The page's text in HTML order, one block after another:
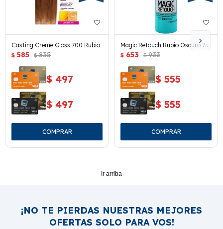
Casting Creme Gloss 700 Rubio
$ 585 $ 835
$ 497
$ 497
Magic Retouch Rubio Oscuro 75
Ml.
$ 653 $ 933
$ 555
$ 555
Ir arriba
¡NO TE PIERDAS NUESTRAS MEJORES
OFERTAS SOLO PARA VOS!